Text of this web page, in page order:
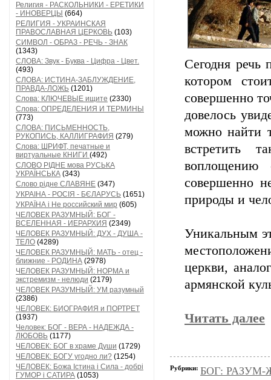
Религия - РАСКОЛЬНИКИ - ЕРЕТИКИ
- ИНОВЕРЦЫ (664)
РЕЛИГИЯ - УКРАИНСКАЯ
ПРАВОСЛАВНАЯ ЦЕРКОВЬ (103)
СИМВОЛ - ОБРАЗ - РЕЧЬ - ЗНАК
(1343)
СЛОВА: Звук - Буква - Цифра - Цвет.
(493)
СЛОВА: ИСТИНА-ЗАБЛУЖДЕНИЕ,
ПРАВДА-ЛОЖЬ (1201)
Слова: КЛЮЧЕВЫЕ ищите (2330)
Слова: ОПРЕДЕЛЕНИЯ И ТЕРМИНЫ
(773)
СЛОВА: ПИСЬМЕННОСТЬ,
РУКОПИСЬ, КАЛЛИГРАФИЯ (279)
Слова: ШРИФТ, печатные и
виртуальные КНИГИ (492)
СЛОВО РІДНЕ мова РУСЬКА
УКРАЇНСЬКА (343)
Слово рідне СЛАВЯНЕ (347)
УКРАІНА - РОСІЯ - БЄЛАРУСЬ (1651)
УКРАЇНА і Не российский мир (605)
ЧЕЛОВЕК РАЗУМНЫЙ: БОГ -
ВСЕЛЕННАЯ - ИЕРАРХИЯ (2349)
ЧЕЛОВЕК РАЗУМНЫЙ: ДУХ - ДУША -
ТЕЛО (4289)
ЧЕЛОВЕК РАЗУМНЫЙ: МАТЬ - отец -
ближние - РОДИНА (2978)
ЧЕЛОВЕК РАЗУМНЫЙ: НОРМА и
экстремизм - нелюди (2179)
ЧЕЛОВЕК РАЗУМНЫЙ: УМ разумный
(2386)
ЧЕЛОВЕК: БИОГРАФИЯ и ПОРТРЕТ
(1937)
Человек: БОГ - ВЕРА - НАДЕЖДА -
ЛЮБОВЬ (1177)
ЧЕЛОВЕК: БОГ в храме Души (1729)
ЧЕЛОВЕК: БОГУ угодно ли? (1254)
ЧЕЛОВЕК: Божа Істина і Сила - добрі
ГУМОР і САТИРА (1053)
Сегодня речь
котором
совершенно
довелось
можно найти
встретить
совершенно
природы и
Уникальным
церкви,
армянской
Читать далее
Рубрики: БОГ: